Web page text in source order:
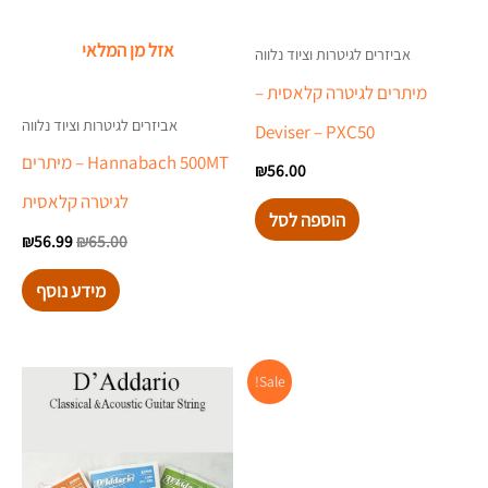
אביזרים לגיטרות וציוד נלווה
מיתרים לגיטרה קלאסית –
Deviser – PXC50
₪56.00
הוספה לסל
אזל מן המלאי
אביזרים לגיטרות וציוד נלווה
Hannabach 500MT – מיתרים
לגיטרה קלאסית
₪65.00
₪56.99
מידע נוסף
Sale!
המחיר
המקורי
המחיר
הנוכחי